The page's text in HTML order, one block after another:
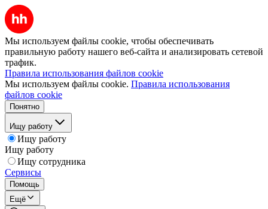
Мы используем файлы cookie, чтобы обеспечивать
правильную работу нашего веб-сайта и анализировать сетевой
трафик.
Правила использования файлов cookie
Мы используем файлы cookie. Правила использования
файлов cookie
Понятно
Ищу работу
Ищу работу
Ищу работу
Ищу сотрудника
Сервисы
Помощь
Ещё